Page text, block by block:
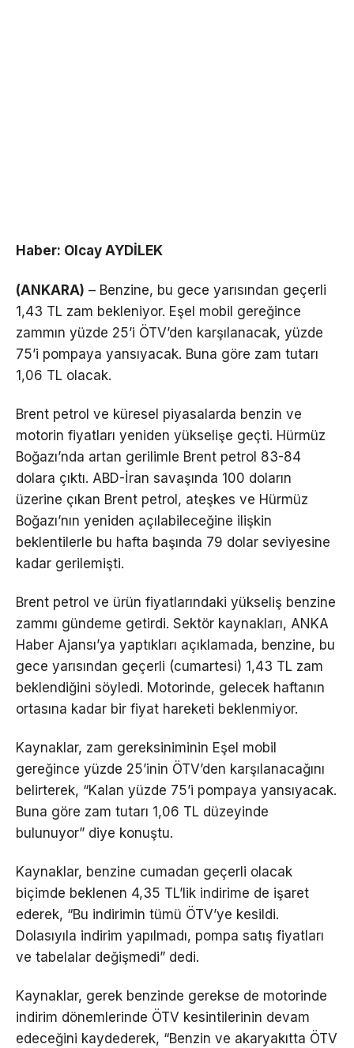
Haber: Olcay AYDİLEK
(ANKARA) – Benzine, bu gece yarısından geçerli
1,43 TL zam bekleniyor. Eşel mobil gereğince
zammın yüzde 25’i ÖTV’den karşılanacak, yüzde
75’i pompaya yansıyacak. Buna göre zam tutarı
1,06 TL olacak.
Brent petrol ve küresel piyasalarda benzin ve
motorin fiyatları yeniden yükselişe geçti. Hürmüz
Boğazı’nda artan gerilimle Brent petrol 83-84
dolara çıktı. ABD-İran savaşında 100 doların
üzerine çıkan Brent petrol, ateşkes ve Hürmüz
Boğazı’nın yeniden açılabileceğine ilişkin
beklentilerle bu hafta başında 79 dolar seviyesine
kadar gerilemişti.
Brent petrol ve ürün fiyatlarındaki yükseliş benzine
zammı gündeme getirdi. Sektör kaynakları, ANKA
Haber Ajansı’ya yaptıkları açıklamada, benzine, bu
gece yarısından geçerli (cumartesi) 1,43 TL zam
beklendiğini söyledi. Motorinde, gelecek haftanın
ortasına kadar bir fiyat hareketi beklenmiyor.
Kaynaklar, zam gereksiniminin Eşel mobil
gereğince yüzde 25’inin ÖTV’den karşılanacağını
belirterek, “Kalan yüzde 75’i pompaya yansıyacak.
Buna göre zam tutarı 1,06 TL düzeyinde
bulunuyor” diye konuştu.
Kaynaklar, benzine cumadan geçerli olacak
biçimde beklenen 4,35 TL’lik indirime de işaret
ederek, “Bu indirimin tümü ÖTV’ye kesildi.
Dolasıyıla indirim yapılmadı, pompa satış fiyatları
ve tabelalar değişmedi” dedi.
Kaynaklar, gerek benzinde gerekse de motorinde
indirim dönemlerinde ÖTV kesintilerinin devam
edeceğini kaydederek, “Benzin ve akaryakıtta ÖTV